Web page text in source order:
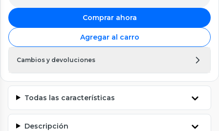
Comprar ahora
Agregar al carro
Cambios y devoluciones
Todas las características
Descripción